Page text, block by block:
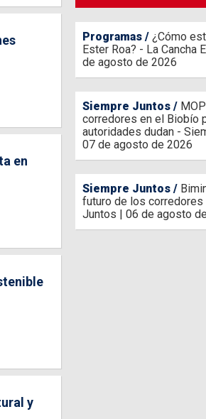
en
y
Programas
¿Cómo
Ester Roa? - La Cancha
de agosto de 2026
Siempre Juntos
corredores en el Biobío
autoridades dudan -
07 de agosto de 2026
Siempre Juntos
futuro de los corredores
Juntos | 06 de agosto